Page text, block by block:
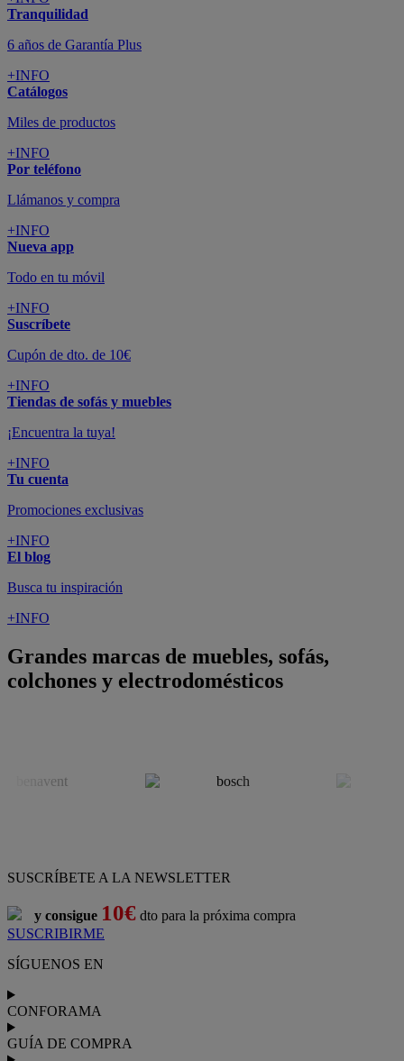
Tranquilidad
6 años de Garantía Plus
+INFO
Catálogos
Miles de productos
+INFO
Por teléfono
Llámanos y compra
+INFO
Nueva app
Todo en tu móvil
+INFO
Suscríbete
Cupón de dto. de 10€
+INFO
Tiendas de sofás y muebles
¡Encuentra la tuya!
+INFO
Tu cuenta
Promociones exclusivas
+INFO
El blog
Busca tu inspiración
+INFO
Grandes marcas de muebles, sofás,
colchones y electrodomésticos
SUSCRÍBETE A LA NEWSLETTER
y consigue 10€ dto para la próxima compra
SUSCRIBIRME
SÍGUENOS EN
CONFORAMA
GUÍA DE COMPRA